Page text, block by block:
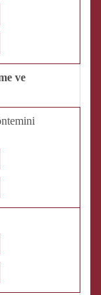
ve